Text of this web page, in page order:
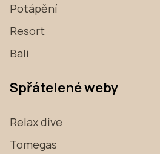
Potápění
Resort
Bali
Spřátelené weby
Relax dive
Tomegas